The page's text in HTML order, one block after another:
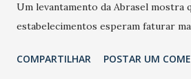
Um levantamento da Abrasel mostra
estabelecimentos esperam faturar
relação ao último trimestre deste
COMPARTILHAR POSTAR UM